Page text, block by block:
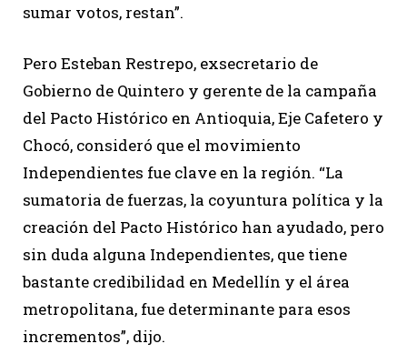
sumar votos, restan”.
Pero Esteban Restrepo, exsecretario de
Gobierno de Quintero y gerente de la campaña
del Pacto Histórico en Antioquia, Eje Cafetero y
Chocó, consideró que el movimiento
Independientes fue clave en la región. “La
sumatoria de fuerzas, la coyuntura política y la
creación del Pacto Histórico han ayudado, pero
sin duda alguna Independientes, que tiene
bastante credibilidad en Medellín y el área
metropolitana, fue determinante para esos
incrementos”, dijo.